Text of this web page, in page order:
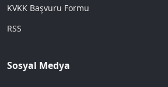
KVKK Başvuru Formu
RSS
Sosyal Medya